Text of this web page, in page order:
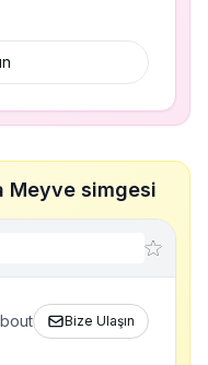
Meyve simgesi
Bize Ulaşın